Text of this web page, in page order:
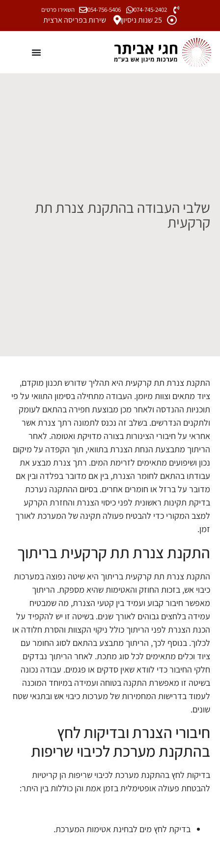
074-745-2402
054-756-5406 השאירו פרטים
25 שנות ניסיון שירות בפריסה ארצית
שלבי העבודה בהתקנת צנרת תת
קרקעית
התקנת צנרת תת קרקעית היא תהליך שדורש תכנון מוקדם,
ציוד מתאים וצוות מיומן. העבודה מתחילה בסימון התוואי על פי
תוכניות ההנדסה ולאחר מכן מבוצעת חפירה בהתאם לעומק
ולתקנים הנדרשים. בשלב זה נכנס לתמונה רתך צנרת אשר
אחראי על חיבורי הצינורות בצורה מדויקת ואטומה. לאחר
הריתוך מתבצעת הנחת הצנרת בתוואי, תוך הקפדה על מיקום
נכון ושיפועים מתאימים לזרימת המים. רתך צנרת מבצע את
עבודתו בהתאם לחומר הצנרת, בין אם מדובר בפלדה ובין אם
מדובר על ברזל או חומרים אחרים. בסיום ההתקנה נערכת
בדיקת תקינות ראשונית לפני כיסוי הצנרת והחזרת הקרקע
למצב המקורי כדי להבטיח פעולה תקינה של המערכת לאורך
זמן.
התקנת צנרת תת קרקעית בריתוך
התקנת צנרת תת קרקעית בריתוך היא שיטה נפוצה במערכות
כיבוי אש, בזכות החוזק והאטימות שהיא מספקת. הריתוך
מאפשר חיבור קבוע ועמיד בין קטעי הצנרת, מה שמבטיח
עמידה בלחצים גבוהים לאורך שנים. בשיטה זו יש להקפיד על
הכנת הצנרת לפני הריתוך כולל ניקוי הקצוות והסרת חלודה או
לכלוך. בנוסף לכך, הריתוך מתבצע בהתאם לסוג החומר עם
ציוד וכלים מתאימים לכל סוג מתכת. לאחר הריתוך נבדקים
חלקי החיבור כדי לוודא שאין סדקים או פגמים. עבודה נכונה
בשיטה זו מאפשרת התקנה בטוחה ועמידה במיוחד המוכנה
לעמוד בדרישות המחמירות של מערכות כיבוי אש ובתנאי שטח
שונים.
חיבורי הצנרת ובדיקות לחץ
בהתקנת מערכת לכיבוי שריפות
בדיקות לחץ בהתקנת מערכת לכיבוי שריפות הן קריטיות
להבטחת פעולה אופטימלית בזמן אמת והן כוללות בין היתר:
בדיקת לחץ מים לבחינת אטימות המערכת.